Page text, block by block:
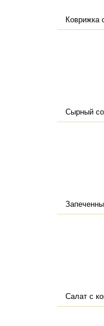
Коврижка
Сырный
Салат с